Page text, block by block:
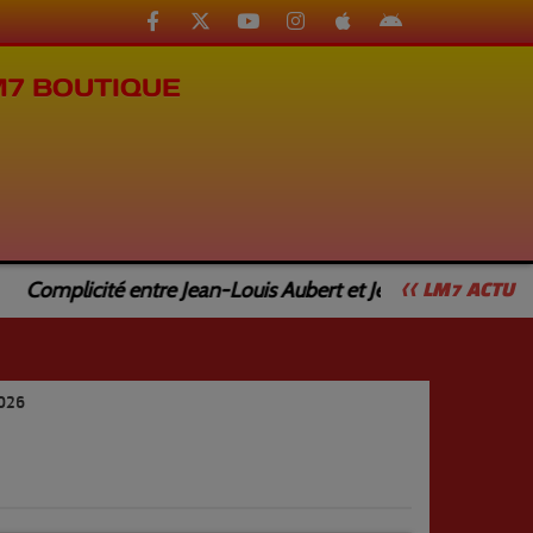
BOUTIQUE
<< LM7 ACTU
entre Jean-Louis Aubert et Jean-Luc Caturla